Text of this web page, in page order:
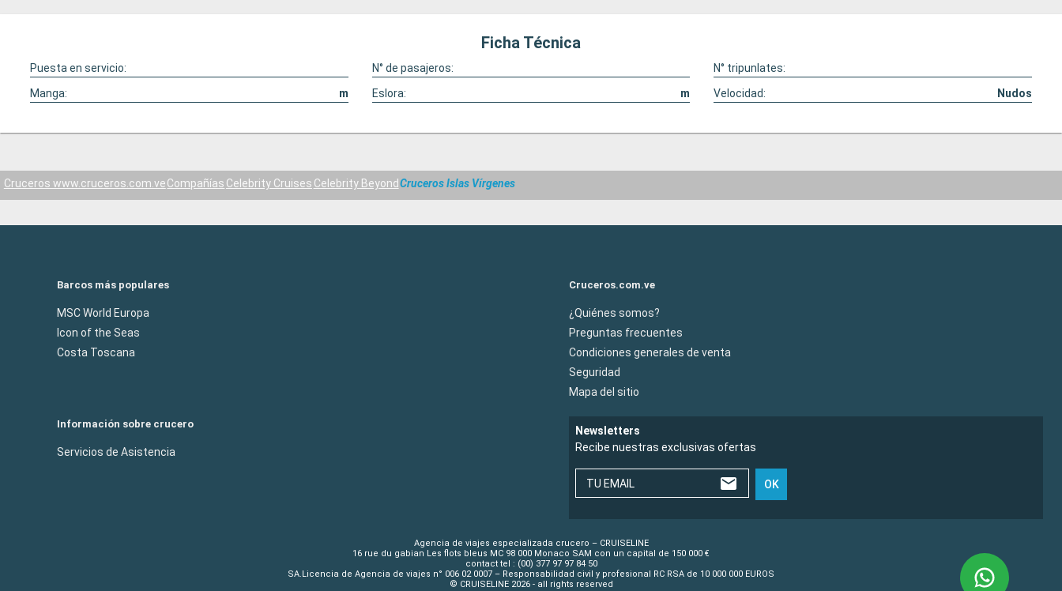
Ficha Técnica
Puesta en servicio: N° de pasajeros:
N° tripunlates:
Manga:
m Eslora: m Velocidad: Nudos
Cruceros www.cruceros.com.veCompañías Celebrity Cruises Celebrity BeyondCruceros Islas Vírgenes
Barcos más populares
MSC World Europa
Icon of the Seas
Costa Toscana
Cruceros.com.ve
¿Quiénes somos?
Preguntas frecuentes
Condiciones generales de venta
Seguridad
Mapa del sitio
Información sobre crucero
Servicios de Asistencia
Newsletters
Recibe nuestras exclusivas ofertas
TU EMAIL OK
Agencia de viajes especializada crucero – CRUISELINE
16 rue du gabian Les flots bleus MC 98 000 Monaco SAM con un capital de 150 000 €
contact tel : (00) 377 97 97 84 50
SA.Licencia de Agencia de viajes n° 006 02 0007 – Responsabilidad civil y profesional RC RSA de 10 000 000 EUROS
© CRUISELINE 2026 - all rights reserved